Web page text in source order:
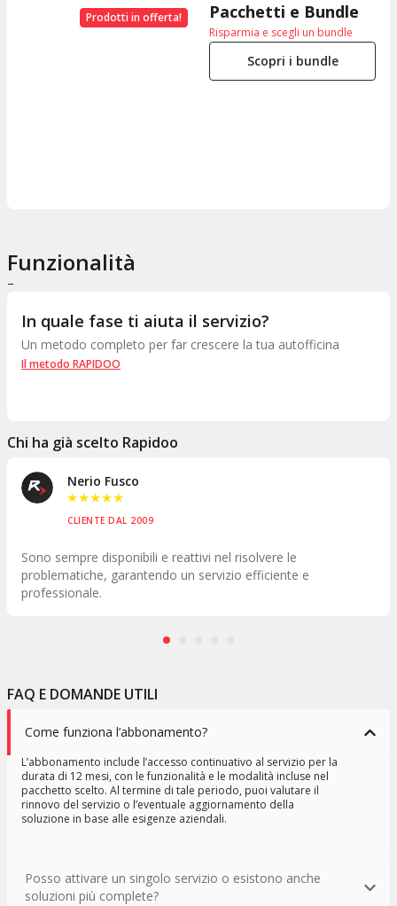
Funzionalità
–
In quale fase ti aiuta il servizio?
Un metodo completo per far crescere la tua autofficina
Il metodo RAPIDOO
Chi ha già scelto Rapidoo
Nerio Fusco
★★★★★
CLIENTE DAL 2009
Sono sempre disponibili e reattivi nel risolvere le
problematiche, garantendo un servizio efficiente e
professionale.
FAQ E DOMANDE UTILI
Come funziona l’abbonamento?
L’abbonamento include l’accesso continuativo al servizio per la
durata di 12 mesi, con le funzionalità e le modalità incluse nel
pacchetto scelto. Al termine di tale periodo, puoi valutare il
rinnovo del servizio o l’eventuale aggiornamento della
soluzione in base alle esigenze aziendali.
Posso attivare un singolo servizio o esistono anche
soluzioni più complete?
Prodotti in offerta! Pacchetti e Bundle
Risparmia e scegli un bundle
Scopri i bundle